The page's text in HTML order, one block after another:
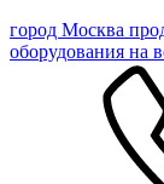
город Москва
оборудования на